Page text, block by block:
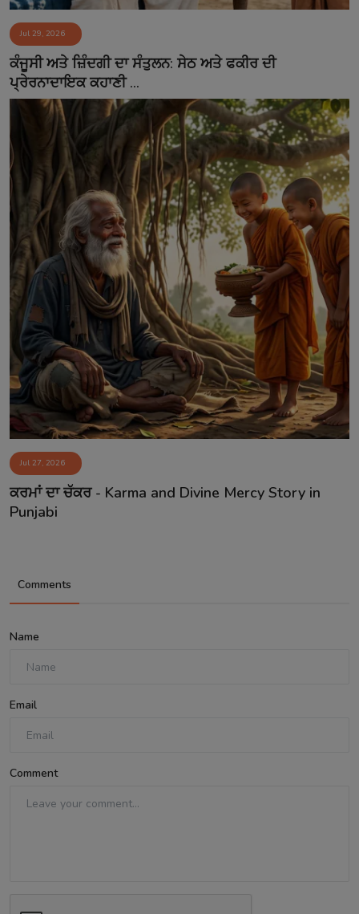
Jul 29, 2026
ਕੰਜੂਸੀ ਅਤੇ ਜ਼ਿੰਦਗੀ ਦਾ ਸੰਤੁਲਨ: ਸੇਠ ਅਤੇ ਫਕੀਰ ਦੀ
ਪ੍ਰੇਰਨਾਦਾਇਕ ਕਹਾਣੀ ...
Jul 27, 2026
ਕਰਮਾਂ ਦਾ ਚੱਕਰ - Karma and Divine Mercy Story in
Punjabi
Comments
Name
Email
Comment